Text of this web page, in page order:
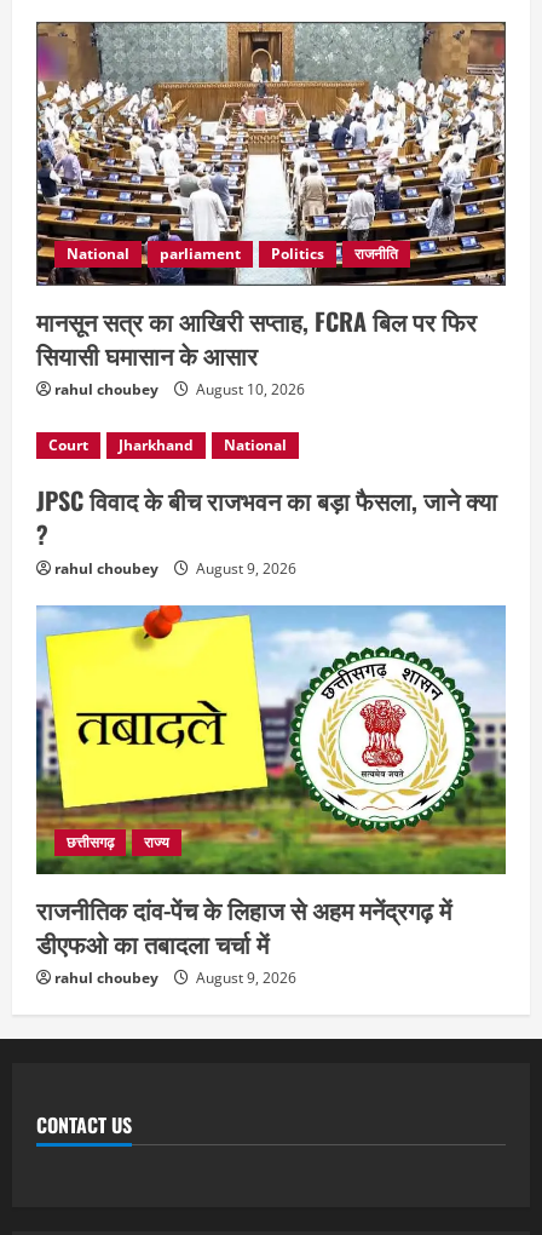
National parliament Politics राजनीति
मानसून सत्र का आखिरी सप्ताह, FCRA बिल पर फिर
सियासी घमासान के आसार
rahul choubey August 10, 2026
Court Jharkhand National
JPSC विवाद के बीच राजभवन का बड़ा फैसला, जाने क्या
?
rahul choubey August 9, 2026
छत्तीसगढ़ राज्य
राजनीतिक दांव-पेंच के लिहाज से अहम मनेंद्रगढ़ में
डीएफओ का तबादला चर्चा में
rahul choubey August 9, 2026
CONTACT US